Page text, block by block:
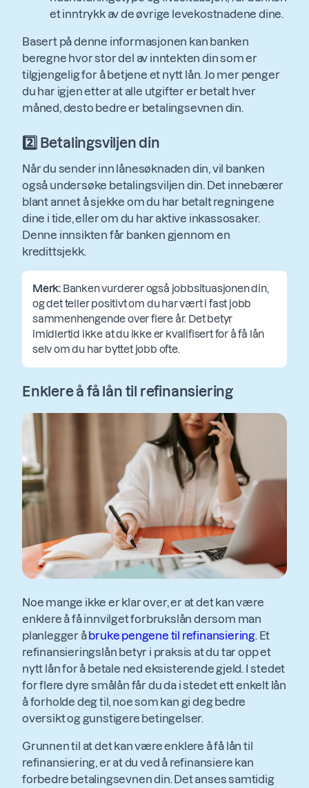
et inntrykk av de øvrige levekostnadene dine.
Basert på denne informasjonen kan banken
beregne hvor stor del av inntekten din som er
tilgjengelig for å betjene et nytt lån. Jo mer penger
du har igjen etter at alle utgifter er betalt hver
måned, desto bedre er betalingsevnen din.
2️⃣ Betalingsviljen din
Når du sender inn lånesøknaden din, vil banken
også undersøke betalingsviljen din. Det innebærer
blant annet å sjekke om du har betalt regningene
dine i tide, eller om du har aktive inkassosaker.
Denne innsikten får banken gjennom en
kredittsjekk.
Merk: Banken vurderer også jobbsituasjonen din,
og det teller positivt om du har vært i fast jobb
sammenhengende over flere år. Det betyr
imidlertid ikke at du ikke er kvalifisert for å få lån
selv om du har byttet jobb ofte.
Enklere å få lån til refinansiering
Noe mange ikke er klar over, er at det kan være
enklere å få innvilget forbrukslån dersom man
planlegger åbruke pengene til refinansiering. Et
refinansieringslån betyr i praksis at du tar opp et
nytt lån for å betale ned eksisterende gjeld. I stedet
for flere dyre smålån får du da i stedet ett enkelt lån
å forholde deg til, noe som kan gi deg bedre
oversikt og gunstigere betingelser.
Grunnen til at det kan være enklere å få lån til
refinansiering, er at du ved å refinansiere kan
forbedre betalingsevnen din. Det anses samtidig